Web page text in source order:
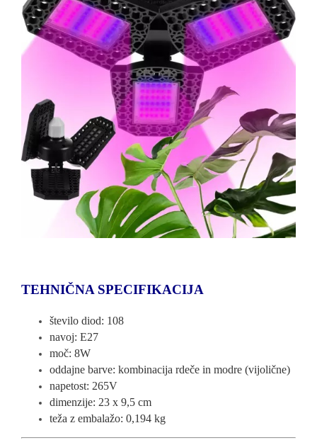
TEHNIČNA SPECIFIKACIJA
število diod: 108
navoj: E27
moč: 8W
oddajne barve: kombinacija rdeče in modre (vijolične)
napetost: 265V
dimenzije: 23 x 9,5 cm
teža z embalažo: 0,194 kg